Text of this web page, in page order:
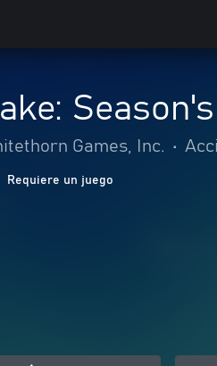
Games, Inc. •
Requiere un juego